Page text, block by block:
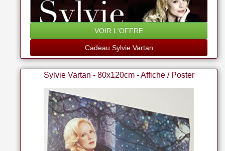
VOIR L'OFFRE
Cadeau Sylvie Vartan
Sylvie Vartan - 80x120cm - Affiche / Poster